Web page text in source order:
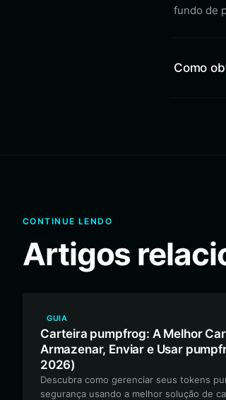
fundo de
Como
CONTINUE LENDO
Artigos
GUIA
Carteira pumpfrog: A Melhor
Armazenar, Enviar e Usar
2026)
Descubra como gerenciar seus tokens
segurança usando a melhor solução de